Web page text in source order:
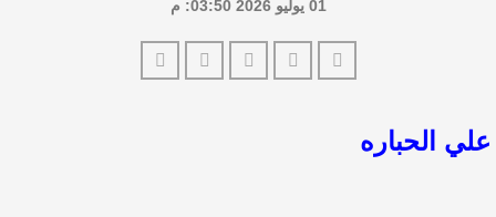
01 يوليو 2026 03:50: م
علي الحباره